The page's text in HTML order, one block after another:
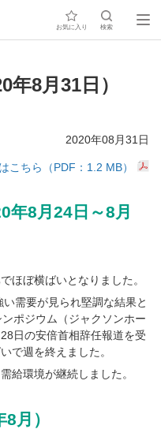
お気に入り 検索
年8月31日）
2020年08月31日
こちら（PDF：1.2 MB）
年8月24日～8月
ほぼ横ばいとなりました。
需要が見られ堅調な結果と
ポジウム（ジャクソンホー
日の安倍首相辞任報道を受
で週を終えました。
給環境が継続しました。
月）